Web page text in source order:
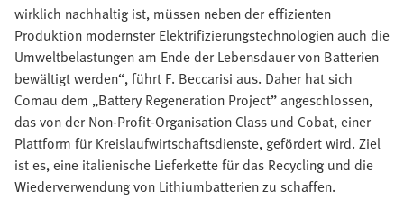
wirklich nachhaltig ist, müssen neben der effizienten
Produktion modernster Elektrifizierungstechnologien auch die
Umweltbelastungen am Ende der Lebensdauer von Batterien
bewältigt werden“, führt F. Beccarisi aus. Daher hat sich
Comau dem „Battery Regeneration Project” angeschlossen,
das von der Non-Profit-Organisation Class und Cobat, einer
Plattform für Kreislaufwirtschaftsdienste, gefördert wird. Ziel
ist es, eine italienische Lieferkette für das Recycling und die
Wiederverwendung von Lithiumbatterien zu schaffen.